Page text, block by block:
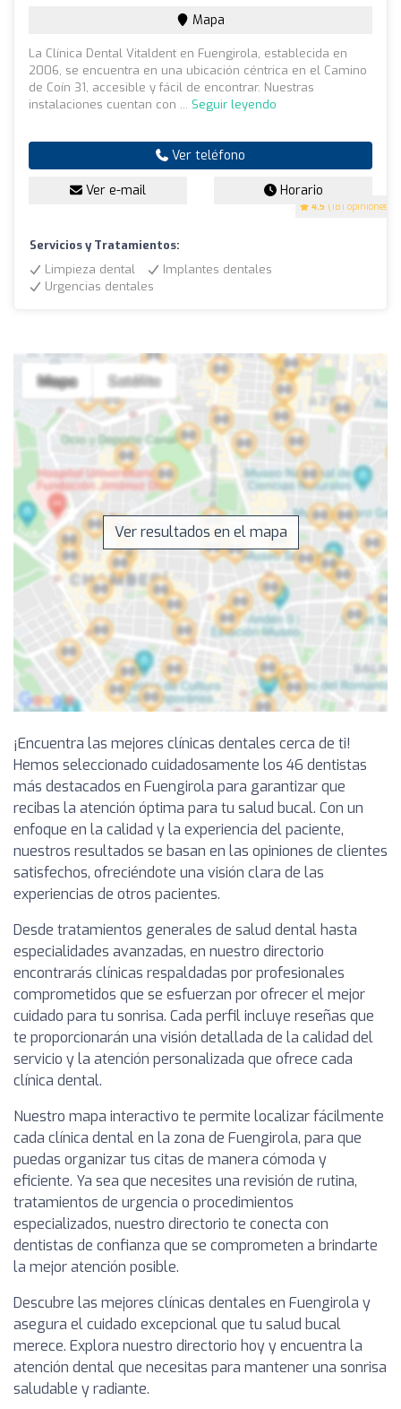
4.5 (181 opiniones)
Mapa
La Clínica Dental Vitaldent en Fuengirola, establecida en
2006, se encuentra en una ubicación céntrica en el Camino
de Coín 31, accesible y fácil de encontrar. Nuestras
instalaciones cuentan con ... Seguir leyendo
Ver teléfono
Ver e-mail Horario
Servicios y Tratamientos:
Limpieza dental
Implantes dentales
Urgencias dentales
Ver resultados en el mapa
¡Encuentra las mejores clínicas dentales cerca de ti!
Hemos seleccionado cuidadosamente los 46 dentistas
más destacados en Fuengirola para garantizar que
recibas la atención óptima para tu salud bucal. Con un
enfoque en la calidad y la experiencia del paciente,
nuestros resultados se basan en las opiniones de clientes
satisfechos, ofreciéndote una visión clara de las
experiencias de otros pacientes.
Desde tratamientos generales de salud dental hasta
especialidades avanzadas, en nuestro directorio
encontrarás clínicas respaldadas por profesionales
comprometidos que se esfuerzan por ofrecer el mejor
cuidado para tu sonrisa. Cada perfil incluye reseñas que
te proporcionarán una visión detallada de la calidad del
servicio y la atención personalizada que ofrece cada
clínica dental.
Nuestro mapa interactivo te permite localizar fácilmente
cada clínica dental en la zona de Fuengirola, para que
puedas organizar tus citas de manera cómoda y
eficiente. Ya sea que necesites una revisión de rutina,
tratamientos de urgencia o procedimientos
especializados, nuestro directorio te conecta con
dentistas de confianza que se comprometen a brindarte
la mejor atención posible.
Descubre las mejores clínicas dentales en Fuengirola y
asegura el cuidado excepcional que tu salud bucal
merece. Explora nuestro directorio hoy y encuentra la
atención dental que necesitas para mantener una sonrisa
saludable y radiante.